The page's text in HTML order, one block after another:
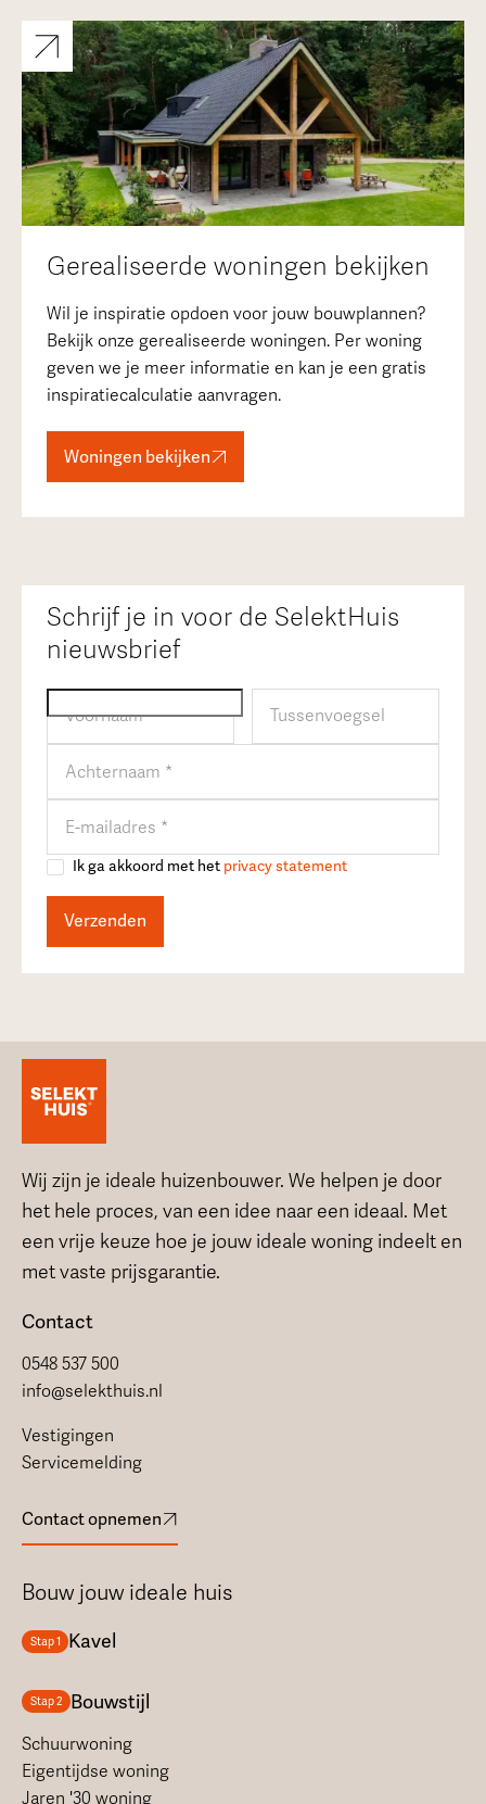
Gerealiseerde woningen bekijken
Wil je inspiratie opdoen voor jouw bouwplannen?
Bekijk onze gerealiseerde woningen. Per woning
geven we je meer informatie en kan je een gratis
inspiratiecalculatie aanvragen.
Woningen bekijken
Schrijf je in voor de SelektHuis
nieuwsbrief
Ik ga akkoord met het privacy statement
Wij zijn je ideale huizenbouwer. We helpen je door
het hele proces, van een idee naar een ideaal. Met
een vrije keuze hoe je jouw ideale woning indeelt en
met vaste prijsgarantie.
Contact
0548 537 500
info@selekthuis.nl
Vestigingen
Servicemelding
Contact opnemen
Bouw jouw ideale huis
Stap 1 Kavel
Stap 2 Bouwstijl
Schuurwoning
Eigentijdse woning
Jaren '30 woning